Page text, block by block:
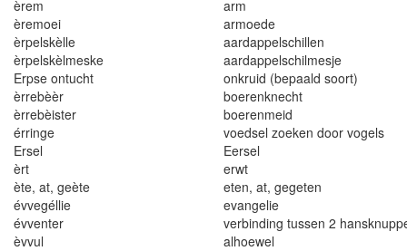
èrem
arm
èremoei
armoede
èrpelskèlle aardappelschillen
èrpelskèlmeske aardappelschilmesje
Erpse ontucht onkruid (bepaald soort)
èrrebèèr boerenknecht
èrrebèister boerenmeid
érringe voedsel zoeken door vogels
Ersel
Eersel
èrt
erwt
ète, at, geète eten, at, gegeten
évvegéllie
evangelie
évventer verbinding tussen 2
èvvul alhoewel